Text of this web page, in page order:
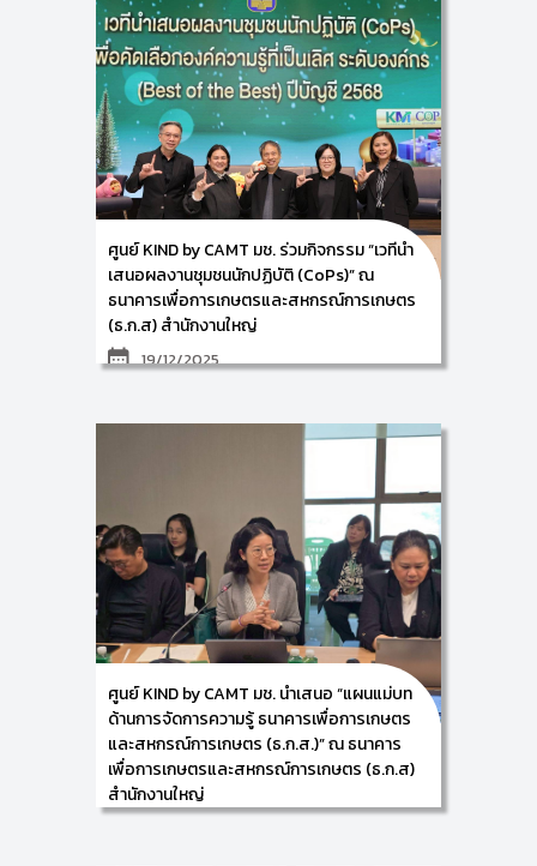
สื่อ และเทคโนโลยี มหาวิทยาลัยเชียงใหม่ ร่วมกับ ธนาคาร
เพื่อการเกษตรและสหกรณ์การเกษตร (ธ.ก.ส) โดยมี ผู้ช่วย
ศาสตราจารย์ ดร.อัจฉรา คำอักษร ผู้ปฏิบัติหน้าที่ช่วย
คณบดี ด้านการพัฒนาองค์ความรู้และนวัตกรรม/ หัวหน้า
ศูนย์การพัฒนาองค์ความรู้และนวัตกรรม (Knowledge
and Innovation Development: KIND) พร้อมด้วยผู้
ช่วยศาสตราจารย์ ดร.เฉลิมพล คงจิตต์ และคุณธณัฐพร
จันทร์แสง ดำเนินกิจกรรม “การตรวจประเมินภายใน
ตามกรอบมาตรฐาน ISO 30401: 2018” ให้แก่ ผู้บริหาร
และบุคลากรตัวแทนจากส่วนงานที่ร่วมขับเคลื่อนการ
จัดการความรู้ขององค์กร ทั้งจากฝ่ายกิจการสาขาภาค
และสำนักงานใหญ่ เพื่อพัฒนาความรู้และเตรียมพร้อม
พัฒนาระบบฯ สู่การรับรองมาตรฐาน ISO 30401 : 2018
ในระหว่างวันที่ 12-13 มกราคม 2569 ณ ธนาคารเพื่อ
การเกษตรและสหกรณ์การเกษตร (ธ.ก.ส)
กรุงเทพมหานคร
ศูนย์ KIND by CAMT มช. ร่วมกิจกรรม “เวทีนำ
เสนอผลงานชุมชนนักปฏิบัติ (CoPs)” ณ
ธนาคารเพื่อการเกษตรและสหกรณ์การเกษตร
(ธ.ก.ส) สำนักงานใหญ่
19/12/2025
สื่อ และเทคโนโลยี มหาวิทยาลัยเชียงใหม่ ร่วมกิจกรรม “เวที
นำเสนอผลงานชุมชนนักปฏิบัติ (CoPs)” เพื่อคัดเลือกองค์
ความรู้ที่เป็นเลิศระดับองค์กร (Best of the Best) ปีบัญชี
2568 ธนาคารเพื่อการเกษตรและสหกรณ์การเกษตร
(ธ.ก.ส) โดยมี ผู้ช่วยศาสตราจารย์ ดร.อัจฉรา คำอักษร ผู้
ปฏิบัติหน้าที่ช่วยคณบดี ด้านการพัฒนาองค์ความรู้และ
นวัตกรรม/ หัวหน้าศูนย์การพัฒนาองค์ความรู้และ
นวัตกรรม (Knowledge and Innovation
Development: KIND) ร่วมเป็นคณะกรรมการในการคัด
เลือกองค์ความรู้ที่เป็นเลิศระดับองค์กร (Best of the
Best) ปีบัญชี 2568 ในวันพฤหัสบดีที่ 18 ธันวาคม 2568
ณ ธนาคารเพื่อการเกษตรและสหกรณ์การเกษตร (ธ.ก.ส)
สำนักงานใหญ่ กรุงเทพมหานคร
ศูนย์ KIND by CAMT มช. นำเสนอ “แผนแม่บท
ด้านการจัดการความรู้ ธนาคารเพื่อการเกษตร
และสหกรณ์การเกษตร (ธ.ก.ส.)” ณ ธนาคาร
เพื่อการเกษตรและสหกรณ์การเกษตร (ธ.ก.ส)
สำนักงานใหญ่